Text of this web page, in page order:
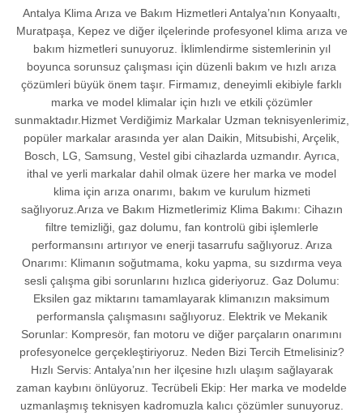
Antalya Klima Arıza ve Bakım Hizmetleri Antalya’nın Konyaaltı,
Muratpaşa, Kepez ve diğer ilçelerinde profesyonel klima arıza ve
bakım hizmetleri sunuyoruz. İklimlendirme sistemlerinin yıl
boyunca sorunsuz çalışması için düzenli bakım ve hızlı arıza
çözümleri büyük önem taşır. Firmamız, deneyimli ekibiyle farklı
marka ve model klimalar için hızlı ve etkili çözümler
sunmaktadır.Hizmet Verdiğimiz Markalar Uzman teknisyenlerimiz,
popüler markalar arasında yer alan Daikin, Mitsubishi, Arçelik,
Bosch, LG, Samsung, Vestel gibi cihazlarda uzmandır. Ayrıca,
ithal ve yerli markalar dahil olmak üzere her marka ve model
klima için arıza onarımı, bakım ve kurulum hizmeti
sağlıyoruz.Arıza ve Bakım Hizmetlerimiz Klima Bakımı: Cihazın
filtre temizliği, gaz dolumu, fan kontrolü gibi işlemlerle
performansını artırıyor ve enerji tasarrufu sağlıyoruz. Arıza
Onarımı: Klimanın soğutmama, koku yapma, su sızdırma veya
sesli çalışma gibi sorunlarını hızlıca gideriyoruz. Gaz Dolumu:
Eksilen gaz miktarını tamamlayarak klimanızın maksimum
performansla çalışmasını sağlıyoruz. Elektrik ve Mekanik
Sorunlar: Kompresör, fan motoru ve diğer parçaların onarımını
profesyonelce gerçekleştiriyoruz. Neden Bizi Tercih Etmelisiniz?
Hızlı Servis: Antalya’nın her ilçesine hızlı ulaşım sağlayarak
zaman kaybını önlüyoruz. Tecrübeli Ekip: Her marka ve modelde
uzmanlaşmış teknisyen kadromuzla kalıcı çözümler sunuyoruz.